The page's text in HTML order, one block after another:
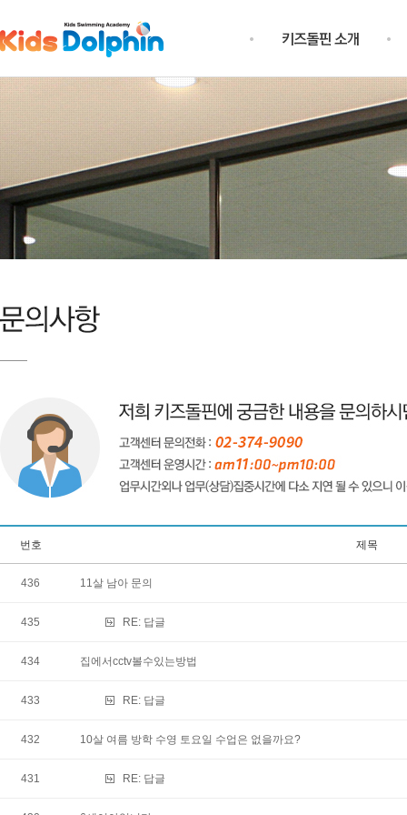
번호 제목
436 11살 남아 문의
435 RE: 답글
434 집에서cctv볼수있는방법
433 RE: 답글
432 10살 여름 방학 수영 토요일 수업은 없을까요?
431 RE: 답글